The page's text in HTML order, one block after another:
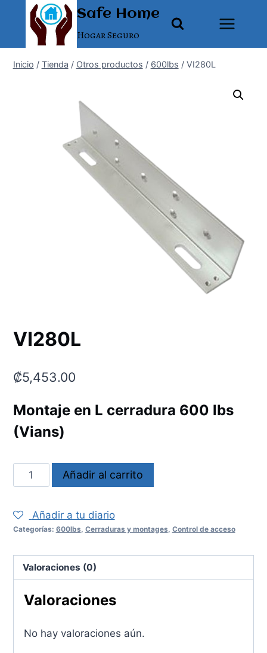
contenido
Safe Home
Hogar Seguro
Inicio / Tienda / Otros productos / 600lbs / VI280L
VI280L
₡5,453.00
Montaje en L cerradura 600 lbs
(Vians)
VI280L
cantidad
Añadir al carrito
Añadir a tu diario
Categorías: 600lbs Cerraduras y montages Control de acceso
Valoraciones (0)
Valoraciones
No hay valoraciones aún.